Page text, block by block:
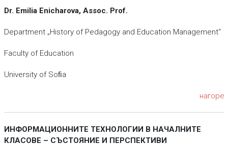
Dr. Emilia Enicharova, Assoc. Prof.
Department „History of Pedagogy and Education Management“
Faculty of Education
University of Soﬁa
нагоре
ИНФОРМАЦИОННИТЕ ТЕХНОЛОГИИ В НАЧАЛНИТЕ
КЛАСОВЕ – СЪСТОЯНИЕ И ПЕРСПЕКТИВИ